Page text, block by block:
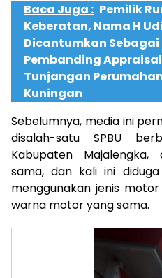
Baca Juga : Pemilik
Keberatan, Nama H
Dicantumkan Sebagai
Pembanding Appraisal
Tunjangan Perumahan
Kuningan
Sebelumnya, media ini
disalah-satu SPBU
Kabupaten
sama, dan kali ini
menggunakan jenis
warna motor yang sama.